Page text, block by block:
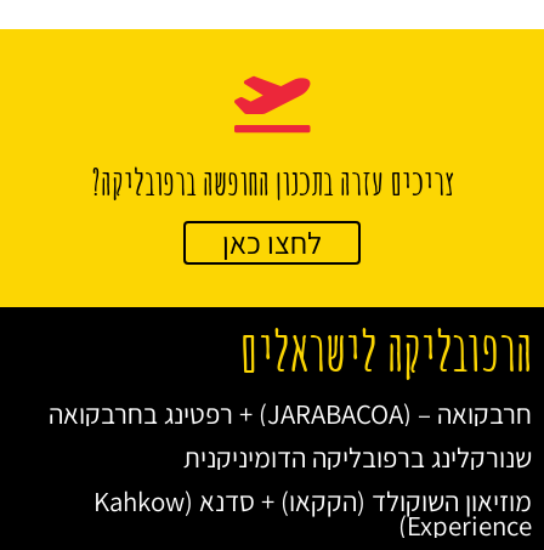
צריכים עזרה בתכנון החופשה ברפובליקה?
לחצו כאן
הרפובליקה לישראלים
חרבקואה – (JARABACOA) + רפטינג בחרבקואה
שנורקלינג ברפובליקה הדומיניקנית
מוזיאון השוקולד (הקקאו) + סדנא (Kahkow
Experience)